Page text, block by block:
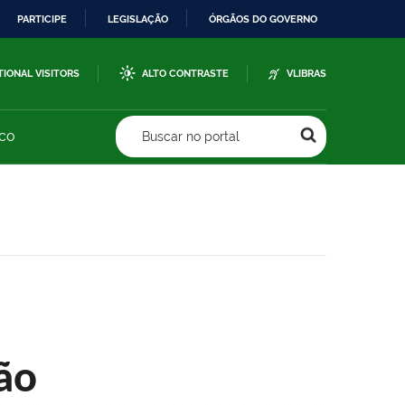
PARTICIPE LEGISLAÇÃO ÓRGÃOS DO GOVERNO
VISITORS ALTO CONTRASTE VLIBRAS
Buscar no portal